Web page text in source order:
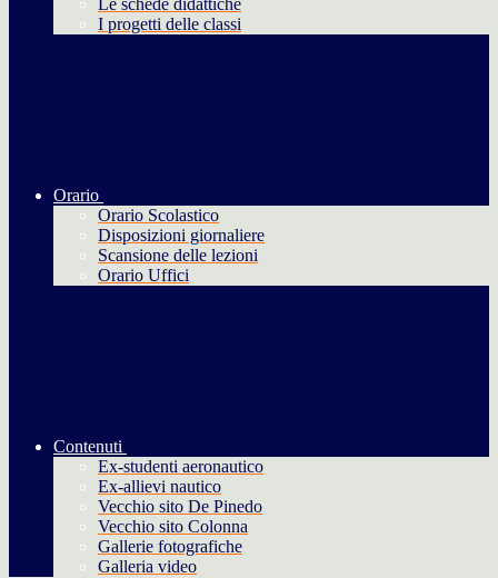
Le schede didattiche
I progetti delle classi
Orario
Orario Scolastico
Disposizioni giornaliere
Scansione delle lezioni
Orario Uffici
Contenuti
Ex-studenti aeronautico
Ex-allievi nautico
Vecchio sito De Pinedo
Vecchio sito Colonna
Gallerie fotografiche
Galleria video